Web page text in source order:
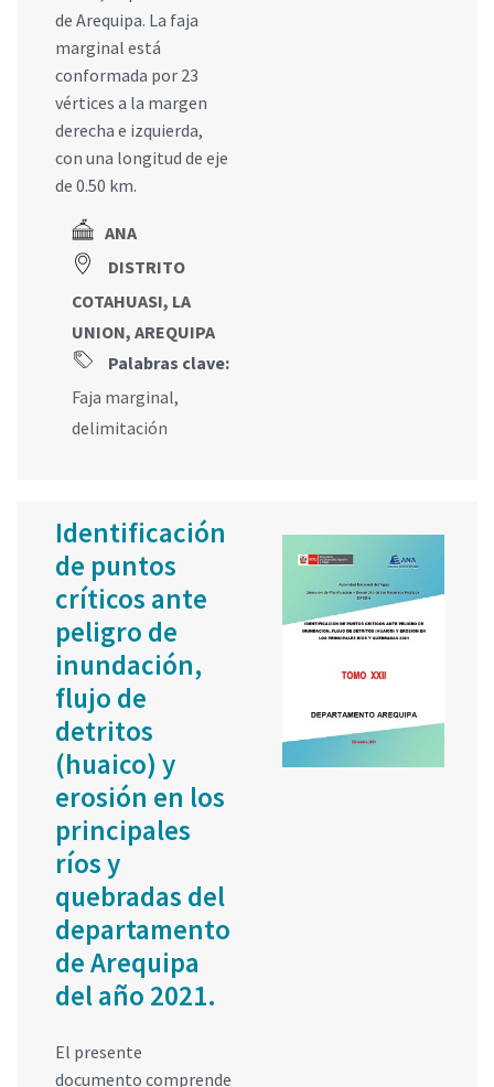
de Arequipa. La faja
marginal está
conformada por 23
vértices a la margen
derecha e izquierda,
con una longitud de eje
de 0.50 km.
ANA
DISTRITO
COTAHUASI, LA
UNION, AREQUIPA
Palabras clave:
Faja marginal,
delimitación
Identificación
de puntos
críticos ante
peligro de
inundación,
flujo de
detritos
(huaico) y
erosión en los
principales
ríos y
quebradas del
departamento
de Arequipa
del año 2021.
El presente
documento comprende